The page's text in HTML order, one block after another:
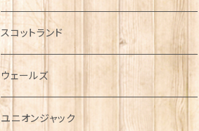
犬グッズ
傘
指貫(シンブル)
スコットランド
ウェールズ
ユニオンジャック